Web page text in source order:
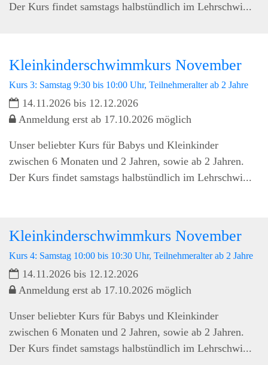
Der Kurs findet samstags halbstündlich im Lehrschwi...
Kleinkinderschwimmkurs November
Kurs 3: Samstag 9:30 bis 10:00 Uhr, Teilnehmeralter ab 2 Jahre
14.11.2026 bis 12.12.2026
Anmeldung erst ab 17.10.2026 möglich
Unser beliebter Kurs für Babys und Kleinkinder
zwischen 6 Monaten und 2 Jahren, sowie ab 2 Jahren.
Der Kurs findet samstags halbstündlich im Lehrschwi...
Kleinkinderschwimmkurs November
Kurs 4: Samstag 10:00 bis 10:30 Uhr, Teilnehmeralter ab 2 Jahre
14.11.2026 bis 12.12.2026
Anmeldung erst ab 17.10.2026 möglich
Unser beliebter Kurs für Babys und Kleinkinder
zwischen 6 Monaten und 2 Jahren, sowie ab 2 Jahren.
Der Kurs findet samstags halbstündlich im Lehrschwi...